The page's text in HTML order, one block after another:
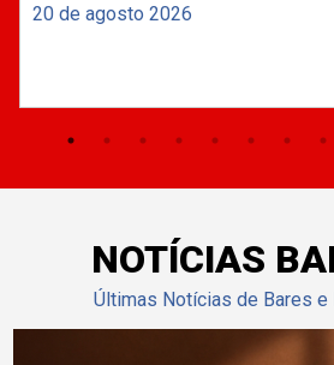
20 de agosto 2026
NOTÍCIAS
Últimas Notícias de Bares e